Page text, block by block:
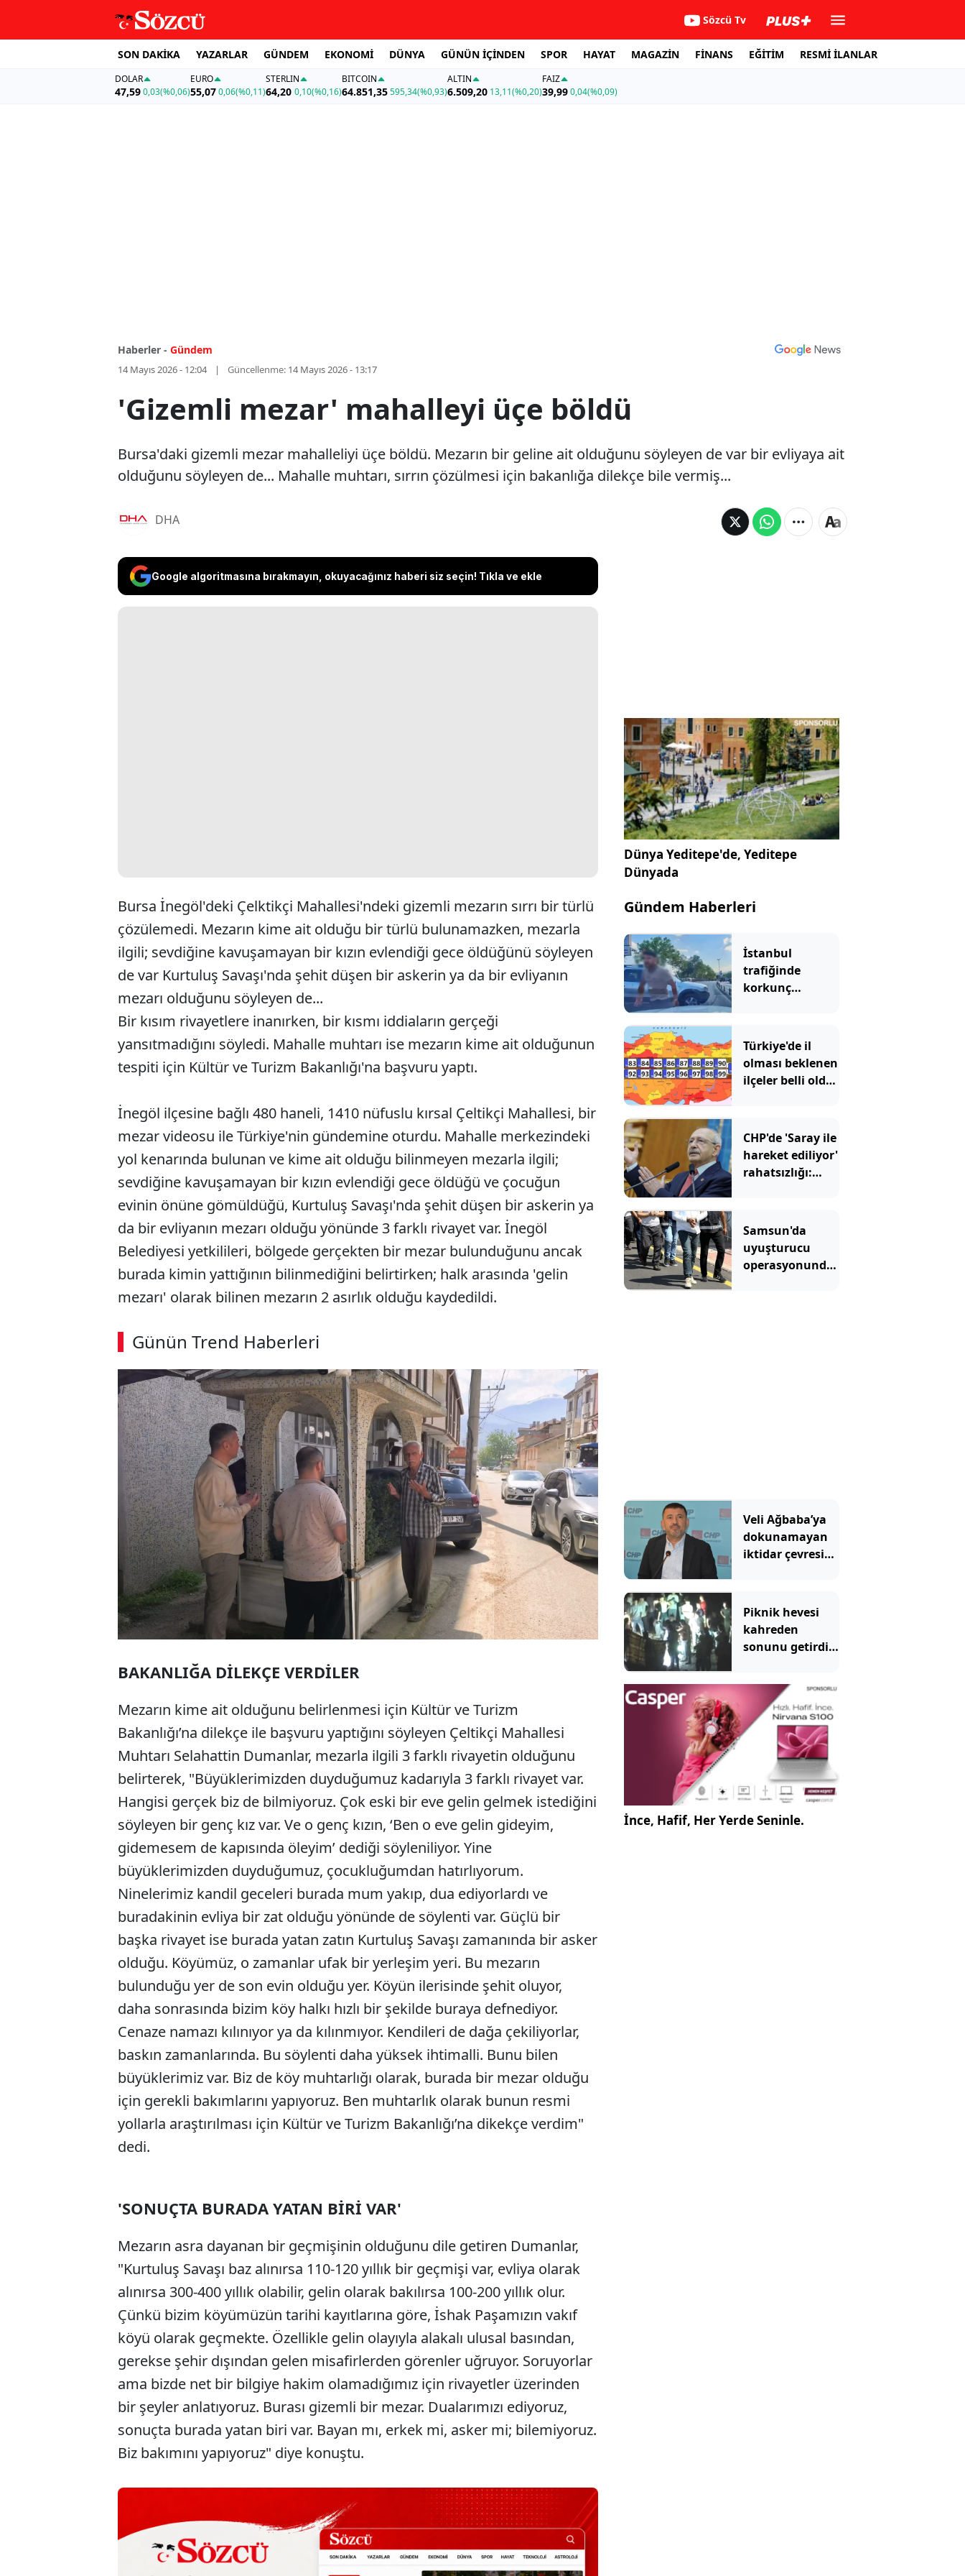
Sözcü Tv
SON DAKİKA YAZARLAR GÜNDEM EKONOMİ DÜNYA GÜNÜN İÇİNDEN SPOR HAYAT MAGAZİN FİNANS EĞİTİM RESMİ İLANLAR
DOLAR
47,590,03(%0,06)
EURO
55,07 0,06(%0,11)
STERLIN
64,20 0,10(%0,16)
BITCOIN
64.851,35595,34(%0,93)
ALTIN
6.509,20 13,11(%0,20)
FAİZ
39,990,04(%0,09)
Haberler - Gündem
14 Mayıs 2026 - 12:04 Güncellenme: 14 Mayıs 2026 - 13:17
'Gizemli mezar' mahalleyi üçe böldü
Bursa'daki gizemli mezar mahalleliyi üçe böldü. Mezarın bir geline ait olduğunu söyleyen de var bir evliyaya ait
olduğunu söyleyen de... Mahalle muhtarı, sırrın çözülmesi için bakanlığa dilekçe bile vermiş...
DHA
Google algoritmasına bırakmayın, okuyacağınız haberi siz seçin! Tıkla ve ekle
Bursa İnegöl'deki Çelktikçi Mahallesi'ndeki gizemli mezarın sırrı bir türlü
çözülemedi. Mezarın kime ait olduğu bir türlü bulunamazken, mezarla
ilgili; sevdiğine kavuşamayan bir kızın evlendiği gece öldüğünü söyleyen
de var Kurtuluş Savaşı'nda şehit düşen bir askerin ya da bir evliyanın
mezarı olduğunu söyleyen de...
Bir kısım rivayetlere inanırken, bir kısmı iddiaların gerçeği
yansıtmadığını söyledi. Mahalle muhtarı ise mezarın kime ait olduğunun
tespiti için Kültür ve Turizm Bakanlığı'na başvuru yaptı.
İnegöl ilçesine bağlı 480 haneli, 1410 nüfuslu kırsal Çeltikçi Mahallesi, bir
mezar videosu ile Türkiye'nin gündemine oturdu. Mahalle merkezindeki
yol kenarında bulunan ve kime ait olduğu bilinmeyen mezarla ilgili;
sevdiğine kavuşamayan bir kızın evlendiği gece öldüğü ve çocuğun
evinin önüne gömüldüğü, Kurtuluş Savaşı'nda şehit düşen bir askerin ya
da bir evliyanın mezarı olduğu yönünde 3 farklı rivayet var. İnegöl
Belediyesi yetkilileri, bölgede gerçekten bir mezar bulunduğunu ancak
burada kimin yattığının bilinmediğini belirtirken; halk arasında 'gelin
mezarı' olarak bilinen mezarın 2 asırlık olduğu kaydedildi.
Günün Trend Haberleri
SÖZCÜ SON DAKİKA
BAKANLIĞA DİLEKÇE VERDİLER
Mezarın kime ait olduğunu belirlenmesi için Kültür ve Turizm
Bakanlığı’na dilekçe ile başvuru yaptığını söyleyen Çeltikçi Mahallesi
Muhtarı Selahattin Dumanlar, mezarla ilgili 3 farklı rivayetin olduğunu
belirterek, "Büyüklerimizden duyduğumuz kadarıyla 3 farklı rivayet var.
Hangisi gerçek biz de bilmiyoruz. Çok eski bir eve gelin gelmek istediğini
söyleyen bir genç kız var. Ve o genç kızın, ‘Ben o eve gelin gideyim,
gidemesem de kapısında öleyim’ dediği söyleniliyor. Yine
büyüklerimizden duyduğumuz, çocukluğumdan hatırlıyorum.
Ninelerimiz kandil geceleri burada mum yakıp, dua ediyorlardı ve
buradakinin evliya bir zat olduğu yönünde de söylenti var. Güçlü bir
başka rivayet ise burada yatan zatın Kurtuluş Savaşı zamanında bir asker
olduğu. Köyümüz, o zamanlar ufak bir yerleşim yeri. Bu mezarın
bulunduğu yer de son evin olduğu yer. Köyün ilerisinde şehit oluyor,
daha sonrasında bizim köy halkı hızlı bir şekilde buraya defnediyor.
Cenaze namazı kılınıyor ya da kılınmıyor. Kendileri de dağa çekiliyorlar,
baskın zamanlarında. Bu söylenti daha yüksek ihtimalli. Bunu bilen
büyüklerimiz var. Biz de köy muhtarlığı olarak, burada bir mezar olduğu
için gerekli bakımlarını yapıyoruz. Ben muhtarlık olarak bunun resmi
yollarla araştırılması için Kültür ve Turizm Bakanlığı’na dikekçe verdim"
dedi.
'SONUÇTA BURADA YATAN BİRİ VAR'
Mezarın asra dayanan bir geçmişinin olduğunu dile getiren Dumanlar,
"Kurtuluş Savaşı baz alınırsa 110-120 yıllık bir geçmişi var, evliya olarak
alınırsa 300-400 yıllık olabilir, gelin olarak bakılırsa 100-200 yıllık olur.
Çünkü bizim köyümüzün tarihi kayıtlarına göre, İshak Paşamızın vakıf
köyü olarak geçmekte. Özellikle gelin olayıyla alakalı ulusal basından,
gerekse şehir dışından gelen misafirlerden görenler uğruyor. Soruyorlar
ama bizde net bir bilgiye hakim olamadığımız için rivayetler üzerinden
bir şeyler anlatıyoruz. Burası gizemli bir mezar. Dualarımızı ediyoruz,
sonuçta burada yatan biri var. Bayan mı, erkek mi, asker mi; bilemiyoruz.
Biz bakımını yapıyoruz" diye konuştu.
Dünya Yeditepe'de, Yeditepe
Dünyada
Gündem Haberleri
İstanbul
trafiğinde
korkunç
savurdu
Türkiye'de il
olması beklenen
ilçeler belli oldu:
hazırlandı
CHP'de 'Saray ile
hareket ediliyor'
rahatsızlığı:
Samsun'da
uyuşturucu
operasyonunda
Veli Ağbaba’ya
dokunamayan
iktidar çevresine
Piknik hevesi
kahreden
sonunu getirdi!
dereye düşerek
can verdi
İnce, Hafif, Her Yerde Seninle.